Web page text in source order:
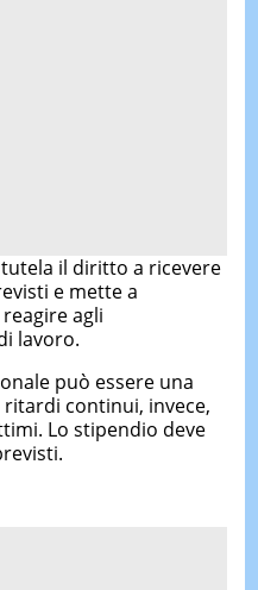
il diritto a ricevere
e mette a
agli
lavoro.
può essere una
continui, invece,
Lo stipendio deve